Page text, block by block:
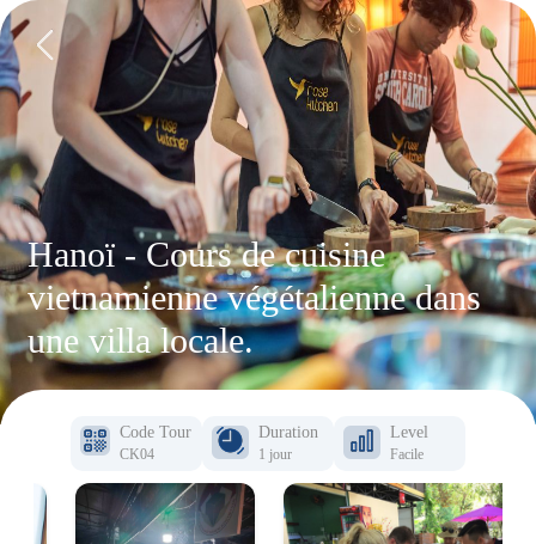
Hanoï - Cours de cuisine
vietnamienne végétalienne dans
une villa locale.
Code Tour
CK04
Duration
1 jour
Level
Facile